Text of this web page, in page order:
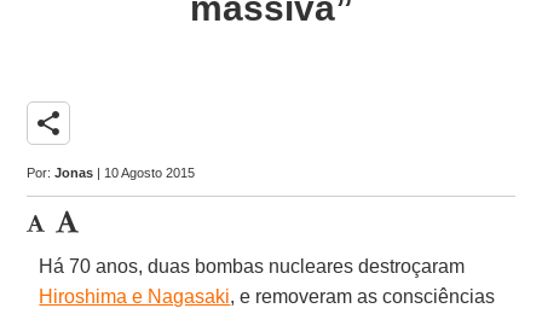
share
Por:Jonas | 10 Agosto 2015
Há 70 anos, duas bombas nucleares destroçaram
Hiroshima e Nagasaki, e removeram as consciências